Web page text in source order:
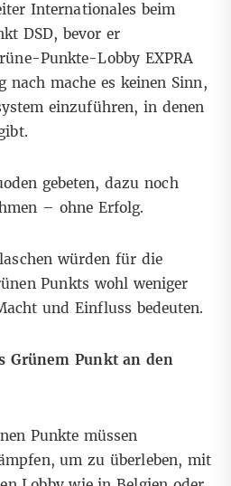
Internationales beim
DSD, bevor er
Punkte-Lobby EXPRA
nach mache es keinen Sinn,
einzuführen, in denen
gebeten, dazu noch
– ohne Erfolg.
würden für die
Punkts wohl weniger
und Einfluss bedeuten.
Grünem Punkt an den
Punkte müssen
um zu überleben, mit